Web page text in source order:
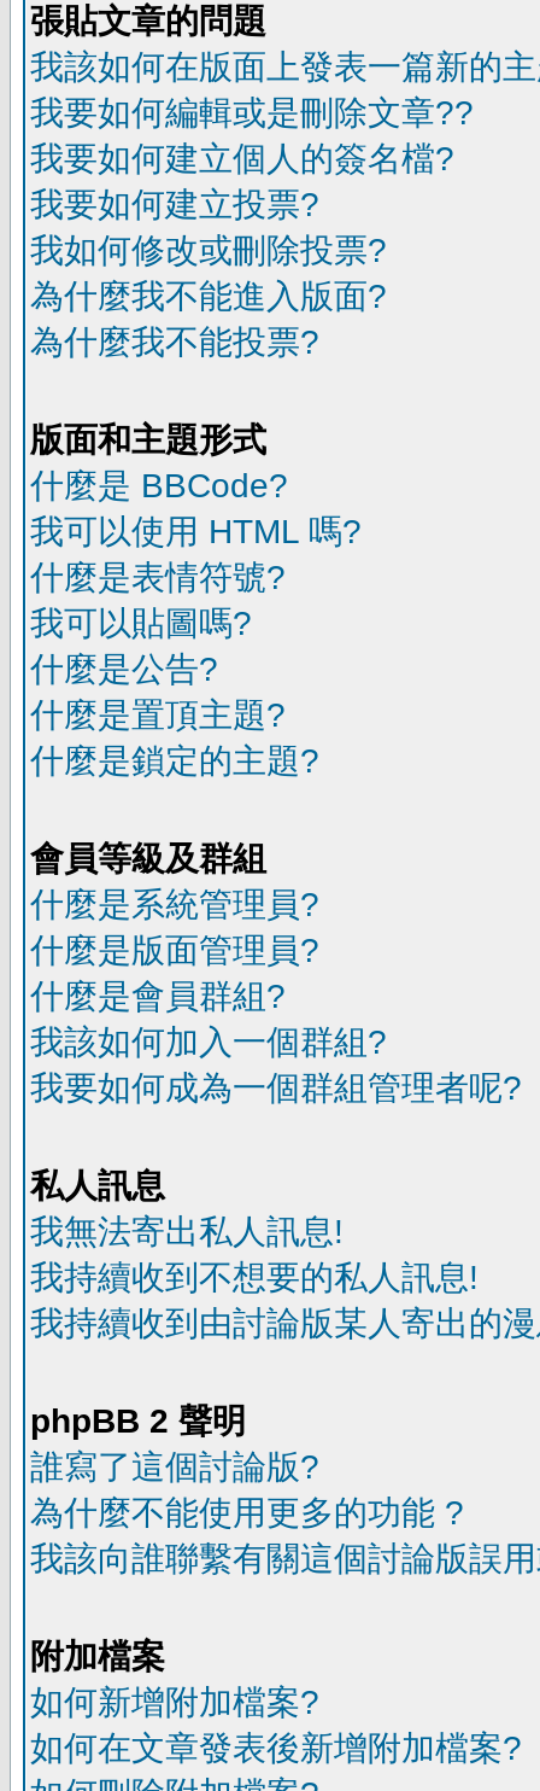
張貼文章的問題
我該如何在版面上發表一篇新的
我要如何編輯或是刪除文章??
我要如何建立個人的簽名檔?
我要如何建立投票?
我如何修改或刪除投票?
為什麼我不能進入版面?
為什麼我不能投票?
版面和主題形式
什麼是 BBCode?
我可以使用 HTML 嗎?
什麼是表情符號?
我可以貼圖嗎?
什麼是公告?
什麼是置頂主題?
什麼是鎖定的主題?
會員等級及群組
什麼是系統管理員?
什麼是版面管理員?
什麼是會員群組?
我該如何加入一個群組?
我要如何成為一個群組管理者呢?
私人訊息
我無法寄出私人訊息!
我持續收到不想要的私人訊息!
我持續收到由討論版某人寄出的
phpBB 2 聲明
誰寫了這個討論版?
為什麼不能使用更多的功能 ?
我該向誰聯繫有關這個討論版誤
附加檔案
如何新增附加檔案?
如何在文章發表後新增附加檔案?